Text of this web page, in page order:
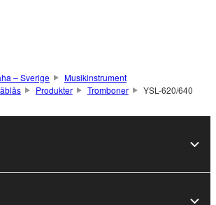
– Sverige
Musikinstrument
Produkter Tromboner YSL-620/640